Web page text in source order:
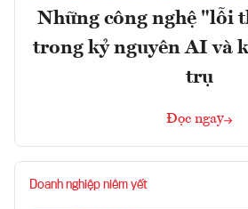
Những công nghệ "lỗi
trong kỷ nguyên AI và
trụ
Đọc ngay
Doanh nghiệp niêm yết